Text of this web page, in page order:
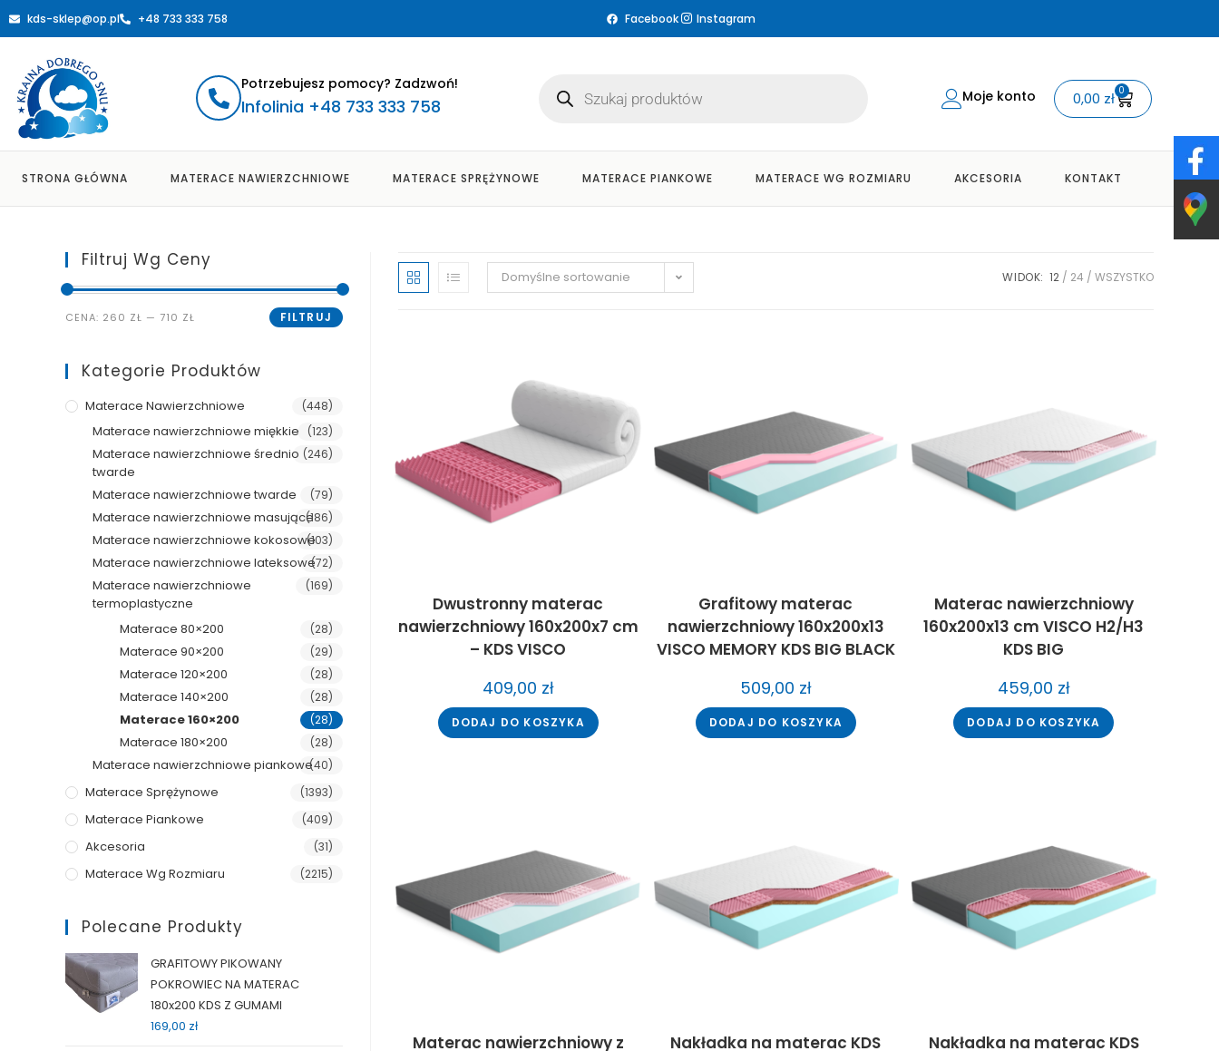
kds-sklep@op.pl +48 733 333 758 Facebook Instagram
Potrzebujesz pomocy? Zadzwoń!
Infolinia +48 733 333 758 Moje konto 0,00 zł 0
STRONA GŁÓWNA MATERACE NAWIERZCHNIOWE MATERACE SPRĘŻYNOWE MATERACE PIANKOWE MATERACE WG ROZMIARU AKCESORIA KONTAKT
Domyślne sortowanie WIDOK: 12 24 WSZYSTKO
Dwustronny materac
nawierzchniowy 160x200x7 cm
– KDS VISCO
409,00 zł
DODAJ DO KOSZYKA
Grafitowy materac
nawierzchniowy 160x200x13
VISCO MEMORY KDS BIG BLACK
509,00 zł
DODAJ DO KOSZYKA
Materac nawierzchniowy
160x200x13 cm VISCO H2/H3
KDS BIG
459,00 zł
DODAJ DO KOSZYKA
Materac nawierzchniowy z
Nakładka na materac KDS
Nakładka na materac KDS
Filtruj Wg Ceny
FILTRUJ
CENA: 260 ZŁ — 710 ZŁ
Kategorie Produktów
Materace Nawierzchniowe (448)
Materace nawierzchniowe miękkie (123)
Materace nawierzchniowe średnio
twarde
(246)
Materace nawierzchniowe twarde (79)
Materace nawierzchniowe masujące(186)
Materace nawierzchniowe kokosowe(103)
Materace nawierzchniowe lateksowe(72)
Materace nawierzchniowe
termoplastyczne
(169)
Materace 80×200 (28)
Materace 90×200 (29)
Materace 120×200 (28)
Materace 140×200 (28)
Materace 160×200 (28)
Materace 180×200 (28)
Materace nawierzchniowe piankowe(40)
Materace Sprężynowe (1393)
Materace Piankowe (409)
Akcesoria (31)
Materace Wg Rozmiaru (2215)
Polecane Produkty
GRAFITOWY PIKOWANY
POKROWIEC NA MATERAC
180x200 KDS Z GUMAMI
169,00 zł